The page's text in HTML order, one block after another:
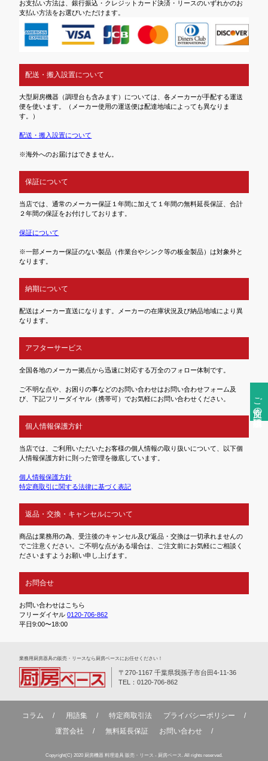
ご注文前の確認事項
お支払い方法は、銀行振込・クレジットカード決済・リースのいずれかのお
支払い方法をお選びいただけます。
配送・搬入設置について
大型厨房機器（調理台も含みます）については、各メーカーが手配する運送
便を使います。（メーカー使用の運送便は配達地域によっても異なりま
す。）
配送・搬入設置について
※海外へのお届けはできません。
保証について
当店では、通常のメーカー保証１年間に加えて１年間の無料延長保証、合計
２年間の保証をお付けしております。
保証について
※一部メーカー保証のない製品（作業台やシンク等の板金製品）は対象外と
なります。
納期について
配送はメーカー直送になります。メーカーの在庫状況及び納品地域により異
なります。
アフターサービス
全国各地のメーカー拠点から迅速に対応する万全のフォロー体制です。
ご不明な点や、お困りの事などのお問い合わせはお問い合わせフォーム及
び、下記フリーダイヤル（携帯可）でお気軽にお問い合わせください。
個人情報保護方針
当店では、ご利用いただいたお客様の個人情報の取り扱いについて、以下個
人情報保護方針に則った管理を徹底しています。
個人情報保護方針
特定商取引に関する法律に基づく表記
返品・交換・キャンセルについて
商品は業務用の為、受注後のキャンセル及び返品・交換は一切承れませんの
でご注意ください。ご不明な点がある場合は、ご注文前にお気軽にご相談く
ださいますようお願い申し上げます。
お問合せ
お問い合わせはこちら
フリーダイヤル0120-706-862
平日9:00〜18:00
業務⽤厨房器具の販売・リースなら厨房ベースにお任せください！
〒270-1167 千葉県我孫子市台田4-11-36
TEL：0120-706-862
コラム 用語集 特定商取引法
プライバシーポリシー
運営会社
無料延⻑保証 お問い合わせ
Copyright(C) 2020 厨房機器 料理道具 販売・リース - 厨房ベース. All rights reserved.